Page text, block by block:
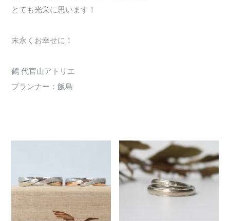
とても光栄に思います！
末永くお幸せに！
鶴 代官山アトリエ
プランナー：飯島